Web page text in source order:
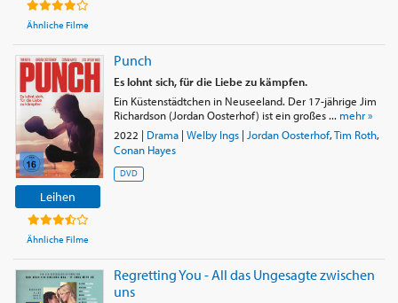
Ähnliche Filme
Leihen
Ähnliche Filme
Punch
Es lohnt sich, für die Liebe zu kämpfen.
Ein Küstenstädtchen in Neuseeland. Der 17-jährige Jim
Richardson (Jordan Oosterhof) ist ein großes ... mehr »
2022 | Drama| Welby Ings| Jordan Oosterhof,Tim Roth,
Conan Hayes
DVD
Regretting You - All das Ungesagte zwischen
uns